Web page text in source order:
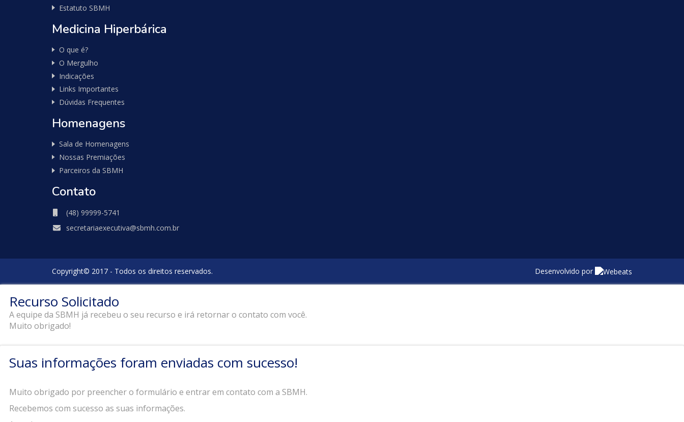
Club
-
Diabetes,
Health,
Relationships
Estatuto SBMH
Medicina Hiperbárica
O que é?
O Mergulho
Indicações
Links Importantes
Dúvidas Frequentes
Homenagens
Sala de Homenagens
Nossas Premiações
Parceiros da SBMH
Contato
(48) 99999-5741
secretariaexecutiva@sbmh.com.br
Copyright© 2017 - Todos os direitos reservados. Desenvolvido por
Recurso Solicitado
A equipe da SBMH já recebeu o seu recurso e irá retornar o contato com você.
Muito obrigado!
Suas informações foram enviadas com sucesso!
Muito obrigado por preencher o formulário e entrar em contato com a SBMH.
Recebemos com sucesso as suas informações.